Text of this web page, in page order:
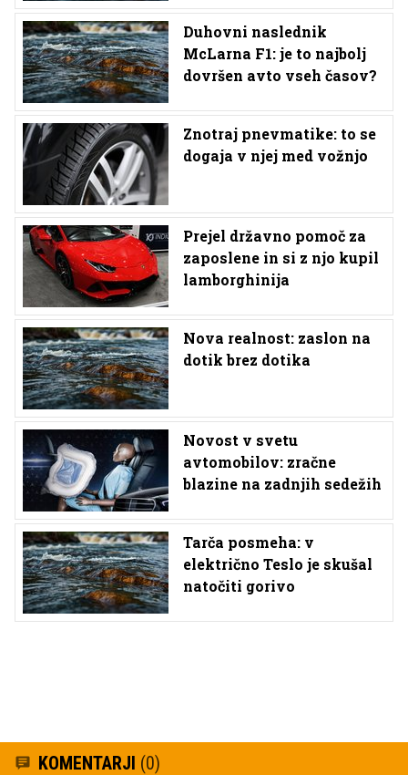
Duhovni naslednik
McLarna F1: je to najbolj
dovršen avto vseh časov?
Znotraj pnevmatike: to se
dogaja v njej med vožnjo
Prejel državno pomoč za
zaposlene in si z njo kupil
lamborghinija
Nova realnost: zaslon na
dotik brez dotika
Novost v svetu
avtomobilov: zračne
blazine na zadnjih sedežih
Tarča posmeha: v
električno Teslo je skušal
natočiti gorivo
KOMENTARJI (0)